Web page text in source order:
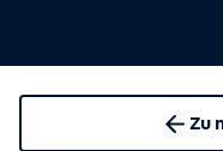
Zu